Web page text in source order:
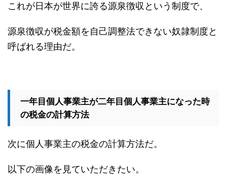
これが日本が世界に誇る源泉徴収という制度で、
源泉徴収が税金額を自己調整法できない奴隷制度と
呼ばれる理由だ。
一年目個人事業主が二年目個人事業主になった時
の税金の計算方法
次に個人事業主の税金の計算方法だ。
以下の画像を見ていただきたい。